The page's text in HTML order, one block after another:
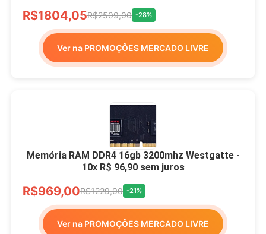
R$1804,05R$2509,00 -28%
Ver na PROMOÇÕES MERCADO LIVRE
Memória RAM DDR4 16gb 3200mhz Westgatte -
10x R$ 96,90 sem juros
R$969,00R$1229,00 -21%
Ver na PROMOÇÕES MERCADO LIVRE